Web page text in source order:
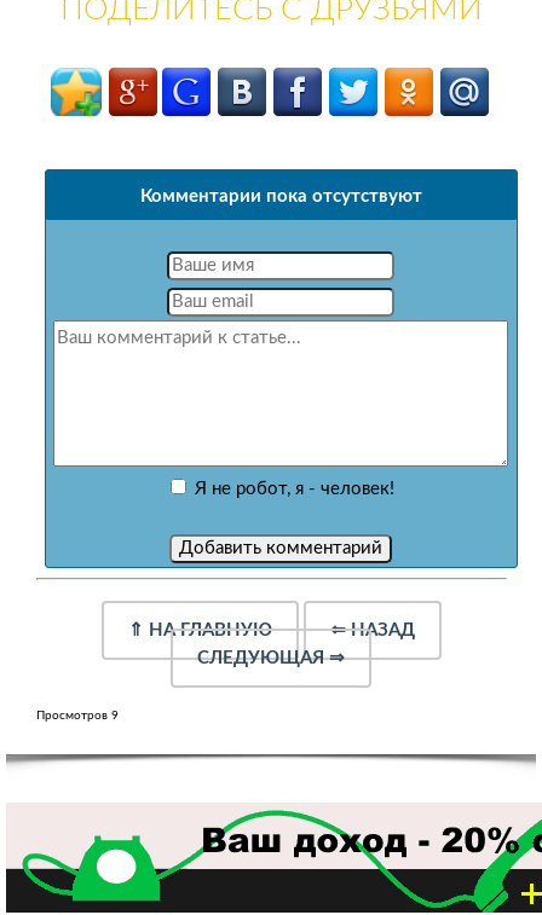
ПОДЕЛИТЕСЬ С ДРУЗЬЯМИ
Комментарии пока отсутствуют
Я не робот, я - человек!
⇑ НА ГЛАВНУЮ ⇐НАЗАД
СЛЕДУЮЩАЯ⇒
Просмотров 9